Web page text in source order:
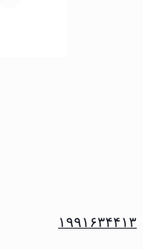
۱۹۹۱۶۳۴۴۱۳